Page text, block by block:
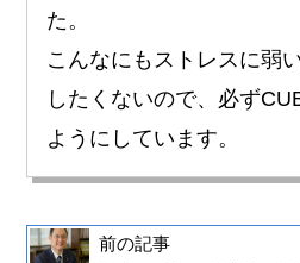
た。
こんなにもストレスに弱
したくないので、必ず
ようにしています。
前の記事